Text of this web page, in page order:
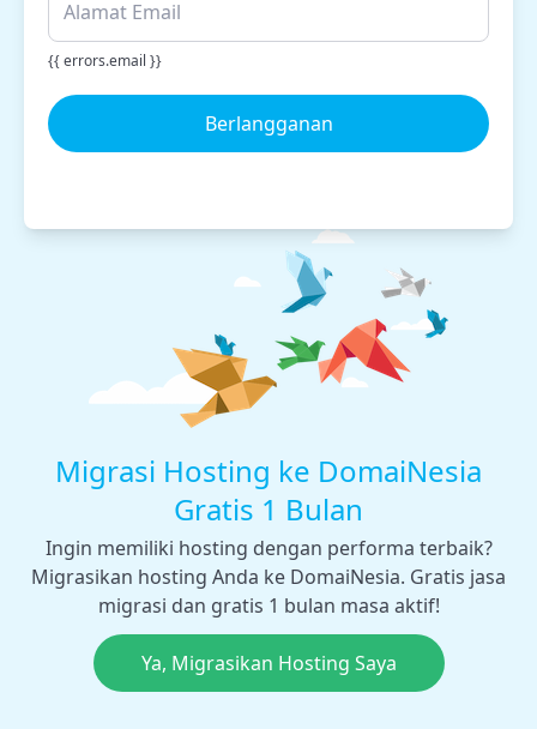
{{ errors.email }}
Berlangganan
Migrasi Hosting ke DomaiNesia
Gratis 1 Bulan
Ingin memiliki hosting dengan performa terbaik?
Migrasikan hosting Anda ke DomaiNesia. Gratis jasa
migrasi dan gratis 1 bulan masa aktif!
Ya, Migrasikan Hosting Saya